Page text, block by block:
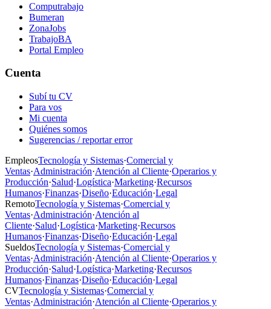
Computrabajo
Bumeran
ZonaJobs
TrabajoBA
Portal Empleo
Cuenta
Subí tu CV
Para vos
Mi cuenta
Quiénes somos
Sugerencias / reportar error
EmpleosTecnología y Sistemas·Comercial y
Ventas·Administración·Atención al Cliente·Operarios y
Producción·Salud·Logística·Marketing·Recursos
Humanos·Finanzas·Diseño·Educación·Legal
RemotoTecnología y Sistemas·Comercial y
Ventas·Administración·Atención al
Cliente·Salud·Logística·Marketing·Recursos
Humanos·Finanzas·Diseño·Educación·Legal
SueldosTecnología y Sistemas·Comercial y
Ventas·Administración·Atención al Cliente·Operarios y
Producción·Salud·Logística·Marketing·Recursos
Humanos·Finanzas·Diseño·Educación·Legal
CVTecnología y Sistemas·Comercial y
Ventas·Administración·Atención al Cliente·Operarios y